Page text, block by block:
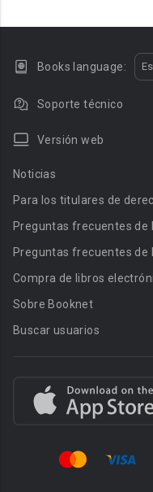
Books language:
Soporte técnico
Versión web
Noticias
Para los titulares de
Preguntas frecuentes de
Preguntas frecuentes de
Compra de libros
Sobre Booknet
Buscar usuarios